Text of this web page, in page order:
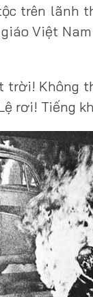
trên lãnh
Việt
trời! Không
rơi! Tiếng